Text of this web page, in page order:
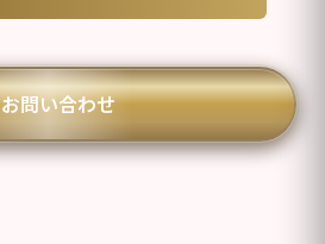
お問い合わせ